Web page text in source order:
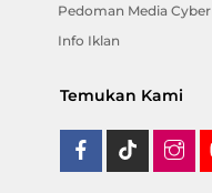
Pedoman Media Cyber
Info Iklan
Temukan Kami